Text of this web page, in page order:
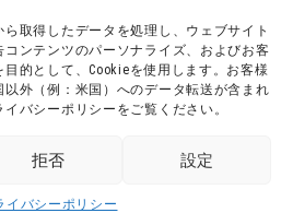
取得したデータを処理し、ウェブサイト
ンテンツのパーソナライズ、およびお客
的として、Cookieを使用します。お客様
外（例：米国）へのデータ転送が含まれ
バシーポリシーをご覧ください。
拒否 設定
イバシーポリシー
会社概要
スタッフ募集